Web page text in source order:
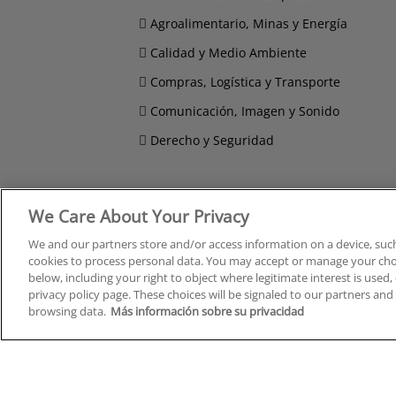
Agroalimentario, Minas y Energía
Calidad y Medio Ambiente
Compras, Logística y Transporte
Comunicación, Imagen y Sonido
Derecho y Seguridad
Cursos en Albacete
Cursos en Alicante
Cursos en Almería
Cursos en Araba/Álava
Cursos en Badajoz
We Care About Your Privacy
We and our partners store and/or access information on a device,
cookies to process personal data. You may accept or manage your
below, including your right to object where legitimate interest is
privacy policy page. These choices will be signaled to our partners
browsing data. Más información sobre su privacidad